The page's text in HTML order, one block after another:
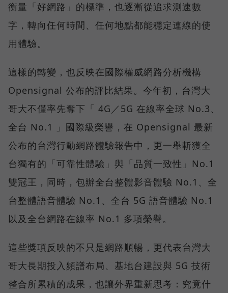
衡量「好網路」的標準，也逐漸從追求測速數
字，轉向任何時間、任何地點都能穩定連線的使
用體驗。
這樣的轉變，也反映在國際權威網路分析機構
Opensignal 公布的評比結果。今年初，台灣大
哥大不僅率先奪下「 4G／5G 在線率全球 No.3、
全台 No.1 」國際級榮譽，在 Opensignal 最新
公布的台灣行動網路體驗報告中，更一舉斬獲全
台獨有的「可靠性體驗」與「品質一致性」No.1
雙冠王，同時，包辦全台整體影音體驗 No.1、全
台整體語音體驗 No.1、全台 5G 語音體驗 No.1
以及全台網路在線率 No.1 多項榮譽。
這些獎項反映的不只是網路順暢，更代表台灣大
哥大長期投入頻譜布局、基地台建設與 5G 技術
整合所累積的成果，也讓外界重新思考：究竟什